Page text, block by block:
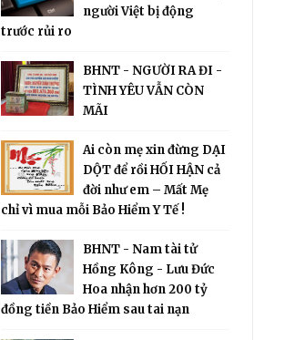
người Việt bị động
trước rủi ro
BHNT - NGƯỜI RA ĐI -
TÌNH YÊU VẪN CÒN
MÃI
Ai còn mẹ xin đừng DẠI
DỘT để rồi HỐI HẬN cả
đời như em – Mất Mẹ
chỉ vì mua mỗi Bảo Hiểm Y Tế !
BHNT - Nam tài tử
Hồng Kông - Lưu Đức
Hoa nhận hơn 200 tỷ
đồng tiền Bảo Hiểm sau tai nạn